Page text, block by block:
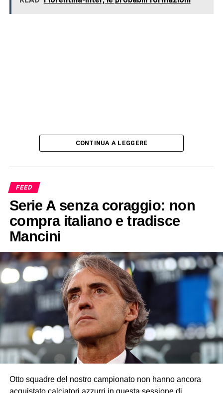
CONTINUA A LEGGERE
FEED
Serie A senza coraggio: non
compra italiano e tradisce
Mancini
Otto squadre del nostro campionato non hanno ancora